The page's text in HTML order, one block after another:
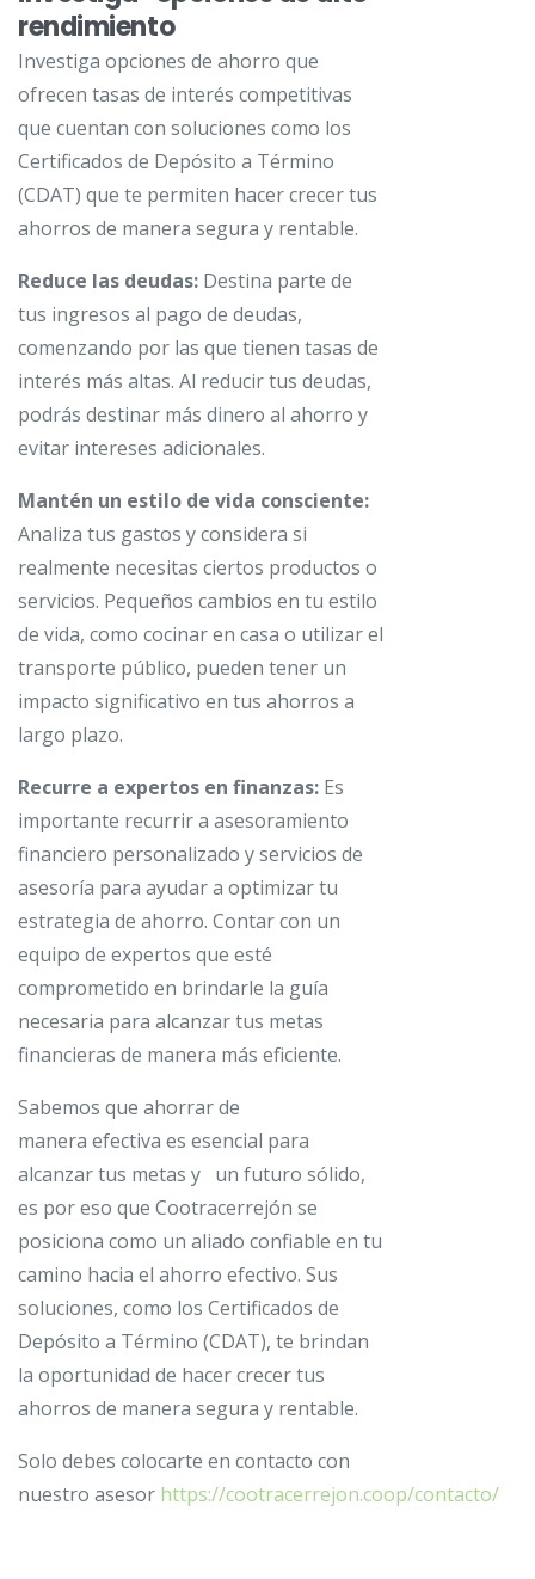
rendimiento
Investiga opciones de ahorro que
ofrecen tasas de interés competitivas
que cuentan con soluciones como los
Certificados de Depósito a Término
(CDAT) que te permiten hacer crecer tus
ahorros de manera segura y rentable.
Reduce las deudas: Destina parte de
tus ingresos al pago de deudas,
comenzando por las que tienen tasas de
interés más altas. Al reducir tus deudas,
podrás destinar más dinero al ahorro y
evitar intereses adicionales.
Mantén un estilo de vida consciente:
Analiza tus gastos y considera si
realmente necesitas ciertos productos o
servicios. Pequeños cambios en tu estilo
de vida, como cocinar en casa o utilizar el
transporte público, pueden tener un
impacto significativo en tus ahorros a
largo plazo.
Recurre a expertos en finanzas: Es
importante recurrir a asesoramiento
financiero personalizado y servicios de
asesoría para ayudar a optimizar tu
estrategia de ahorro. Contar con un
equipo de expertos que esté
comprometido en brindarle la guía
necesaria para alcanzar tus metas
financieras de manera más eficiente.
Sabemos que ahorrar de
manera efectiva es esencial para
alcanzar tus metas y un futuro sólido,
es por eso que Cootracerrejón se
posiciona como un aliado confiable en tu
camino hacia el ahorro efectivo. Sus
soluciones, como los Certificados de
Depósito a Término (CDAT), te brindan
la oportunidad de hacer crecer tus
ahorros de manera segura y rentable.
Solo debes colocarte en contacto con
nuestro asesor https://cootracerrejon.coop/contacto/